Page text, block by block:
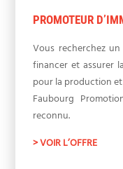
PROMOTEUR
Vous recherchez
financer et assurer
pour la production
Faubourg
reconnu.
> VOIR L’OFFRE